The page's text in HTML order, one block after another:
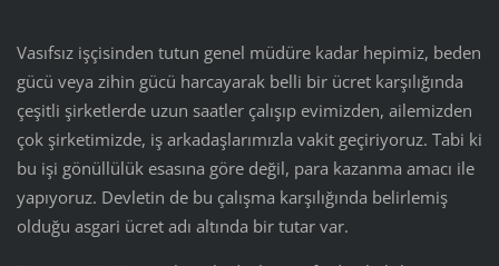
Vasıfsız işçisinden tutun genel müdüre kadar hepimiz, beden
gücü veya zihin gücü harcayarak belli bir ücret karşılığında
çeşitli şirketlerde uzun saatler çalışıp evimizden, ailemizden
çok şirketimizde, iş arkadaşlarımızla vakit geçiriyoruz. Tabi ki
bu işi gönüllülük esasına göre değil, para kazanma amacı ile
yapıyoruz. Devletin de bu çalışma karşılığında belirlemiş
olduğu asgari ücret adı altında bir tutar var.